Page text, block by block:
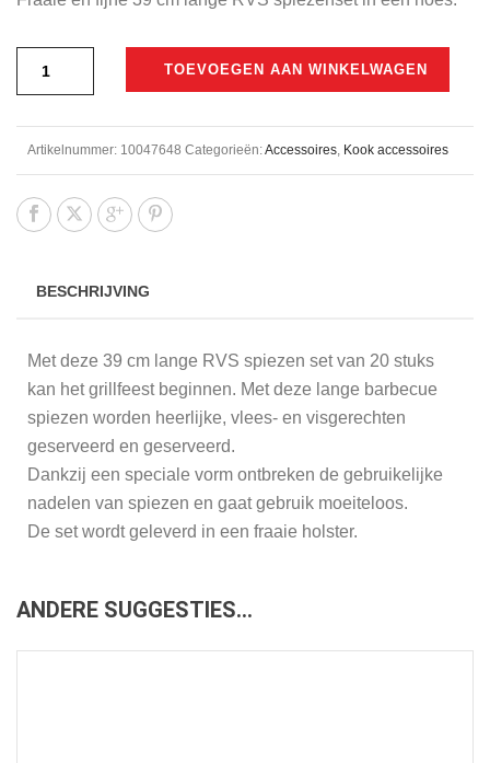
TOEVOEGEN AAN WINKELWAGEN
Artikelnummer: 10047648 Categorieën:Accessoires Kook accessoires
BESCHRIJVING
Met deze 39 cm lange RVS spiezen set van 20 stuks
kan het grillfeest beginnen. Met deze lange barbecue
spiezen worden heerlijke, vlees- en visgerechten
geserveerd en geserveerd.
Dankzij een speciale vorm ontbreken de gebruikelijke
nadelen van spiezen en gaat gebruik moeiteloos.
De set wordt geleverd in een fraaie holster.
ANDERE SUGGESTIES…